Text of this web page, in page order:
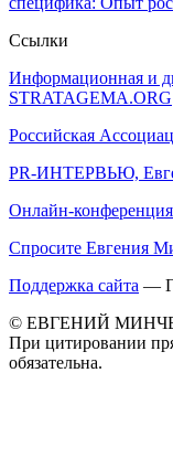
Ссылки
Информационная и
STRATAGEMA.ORG
Российская
PR-ИНТЕРВЬЮ,
Онлайн-
Спросите Евгения
Поддержка сайта —
© ЕВГЕНИЙ
При цитировании
обязательна.